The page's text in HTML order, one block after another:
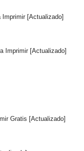
Imprimir [Actualizado]
Imprimir [Actualizado]
Gratis [Actualizado]